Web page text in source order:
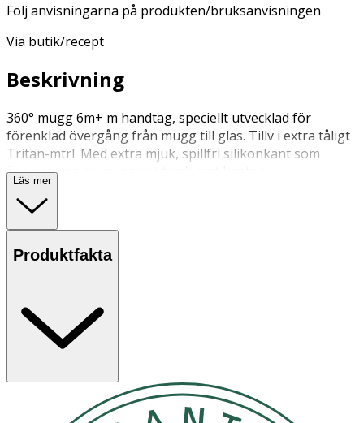
Följ anvisningarna på produkten/bruksanvisningen
Via butik/recept
Beskrivning
360° mugg 6m+ m handtag, speciellt utvecklad för
förenklad övergång från mugg till glas. Tillv i extra tåligt
Tritan-mtrl. Med extra mjuk, spillfri silikonkant som
öppnas upp av munnens tryck mot kanten.
Utsätt ej för direkt solljus
Utsätt ej för direkt solljus
OK för gravida och ammande: Ja
Läs mer
Produktfakta